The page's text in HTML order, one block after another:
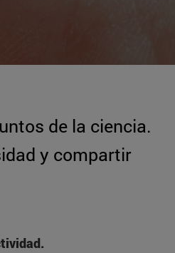
de la ciencia.
y compartir